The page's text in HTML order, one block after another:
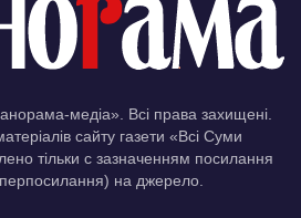
медіа». Всі права захищені.
сайту газети «Всі Суми
тільки c зазначенням посилання
на джерело.